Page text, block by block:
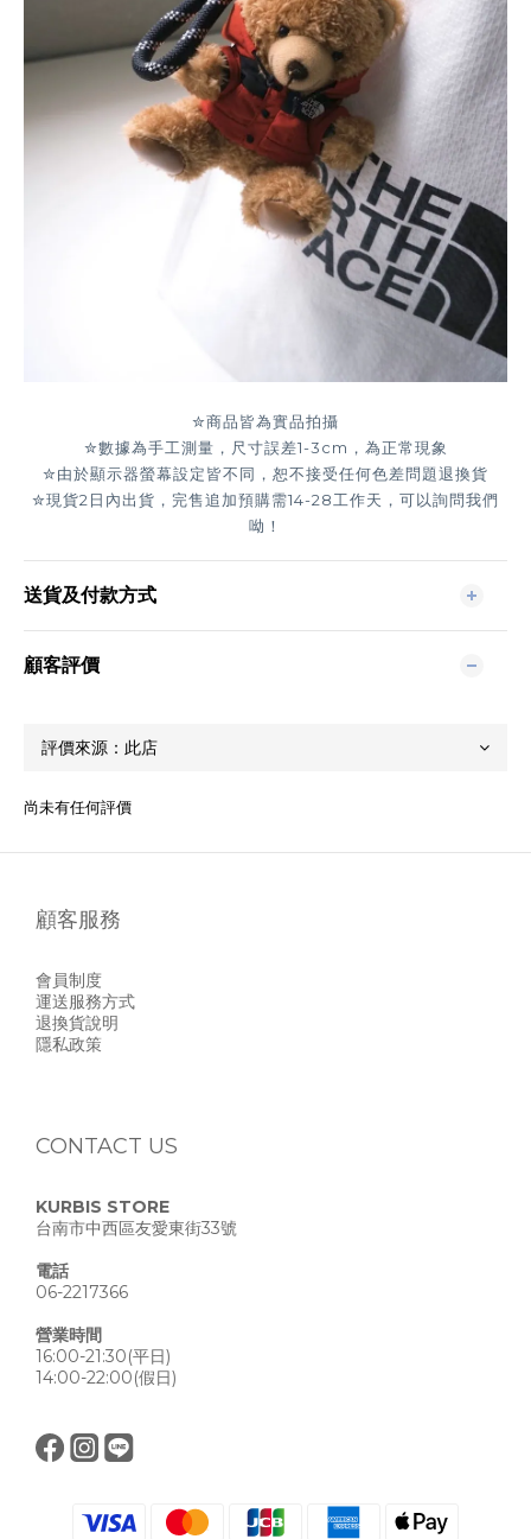
✮商品皆為實品拍攝
✮數據為手工測量，尺寸誤差1-3cm，為正常現象
✮由於顯示器螢幕設定皆不同，恕不接受任何色差問題退換貨
✮現貨2日內出貨，完售追加預購需14-28工作天，可以詢問我們
呦！
送貨及付款方式
顧客評價
尚未有任何評價
顧客服務
會員制度
運送服務方式
退換貨說明
隱私政策
CONTACT US
KURBIS STORE
台南市中西區友愛東街33號
電話
06-2217366
營業時間
16:00-21:30(平日)
14:00-22:00(假日)